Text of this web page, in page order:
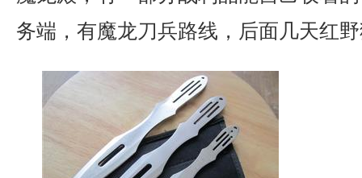
务端，有魔龙刀兵路线，后面几天红